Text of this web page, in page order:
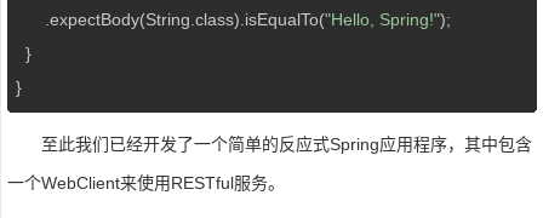
      .expectBody(String.class).isEqualTo(
"Hello, Spring!");
  }
}
至此我们已经开发了一个简单的反应式Spring应用程序，其中包含
一个WebClient来使用RESTful服务。